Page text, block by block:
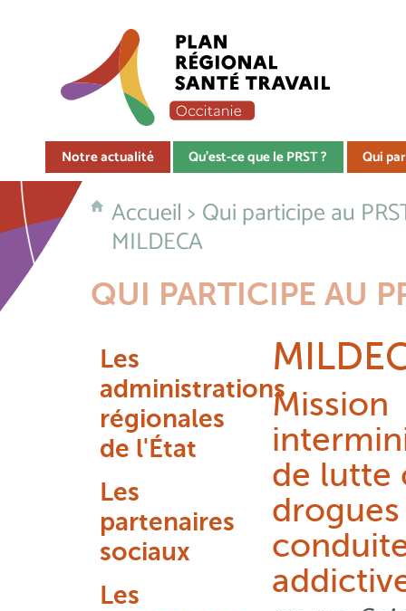
Notre actualité Qu'est-ce que le PRST ? Qui
Accueil> Qui participe au
MILDECA
QUI PARTICIPE AU
Les
administrations
régionales
de l'État
Les
partenaires
sociaux
Les
Mission
de lutte